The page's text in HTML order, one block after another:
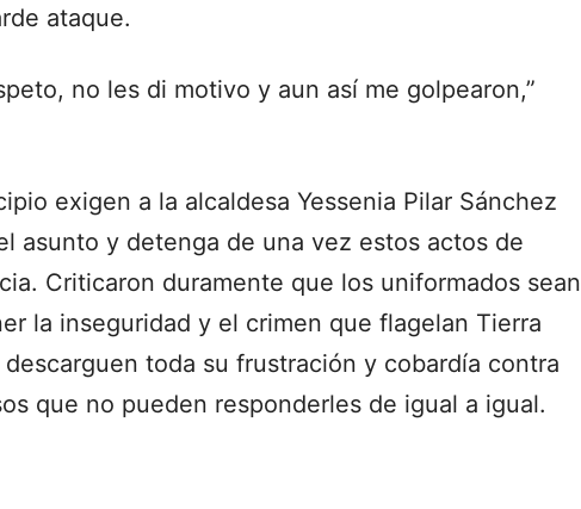
ataque.
no les di motivo y aun así me golpearon,”
exigen a la alcaldesa Yessenia Pilar Sánchez
asunto y detenga de una vez estos actos de
Criticaron duramente que los uniformados sean
la inseguridad y el crimen que flagelan Tierra
toda su frustración y cobardía contra
que no pueden responderles de igual a igual.